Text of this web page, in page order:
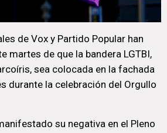
de Vox y Partido Popular han
martes de que la bandera LGTBI,
sea colocada en la fachada
durante la celebración del Orgullo
su negativa en el Pleno